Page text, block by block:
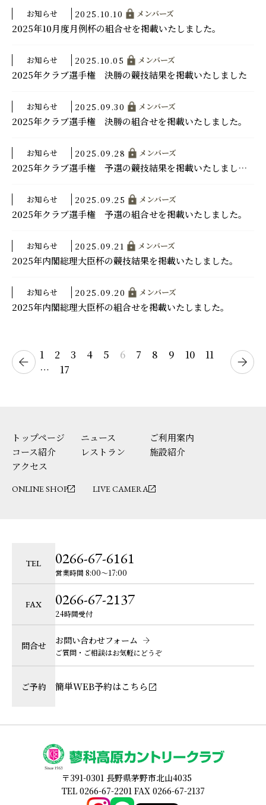
お知らせ 2025.10.10 メンバーズ
2025年10月度月例杯の組合せを掲載いたしました。
お知らせ 2025.10.05 メンバーズ
2025年クラブ選手権 決勝の競技結果を掲載いたしました
お知らせ 2025.09.30 メンバーズ
2025年クラブ選手権 決勝の組合せを掲載いたしました。
お知らせ 2025.09.28 メンバーズ
2025年クラブ選手権 予選の競技結果を掲載いたしました。
お知らせ 2025.09.25 メンバーズ
2025年クラブ選手権 予選の組合せを掲載いたしました。
お知らせ 2025.09.21 メンバーズ
2025年内閣総理大臣杯の競技結果を掲載いたしました。
お知らせ 2025.09.20 メンバーズ
2025年内閣総理大臣杯の組合せを掲載いたしました。
1 2 3 4 5 6 7 8 9 10
11
…
17
トップページ ニュース
ご利用案内
コース紹介
レストラン
施設紹介
アクセス
ONLINE SHOP LIVE CAMERA
TEL 0266-67-6161
営業時間 8:00〜17:00
FAX 0266-67-2137
24時間受付
問合せ お問い合わせフォーム
ご質問・ご相談はお気軽にどうぞ
ご予約 簡単WEB予約はこちら
〒391-0301 長野県茅野市北山4035
TEL 0266-67-2201 FAX 0266-67-2137